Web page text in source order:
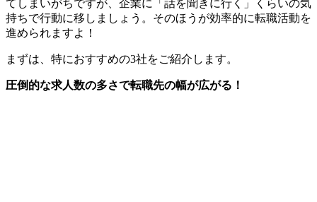
てしまいがちですが、企業に「話を聞きに行く」くらいの気
持ちで行動に移しましょう。そのほうが効率的に転職活動を
進められますよ！
まずは、特におすすめの3社をご紹介します。
圧倒的な求人数の多さで転職先の幅が広がる！